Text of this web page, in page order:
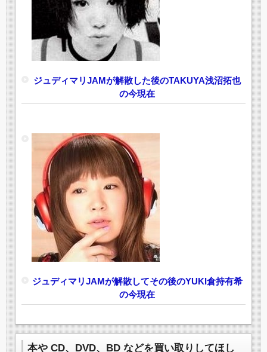
ジュディマリJAMが解散した後のTAKUYA浅沼拓也
の今現在
ジュディマリJAMが解散してその後のYUKI倉持有希
の今現在
本や CD、DVD、BD などを買い取りしてほし